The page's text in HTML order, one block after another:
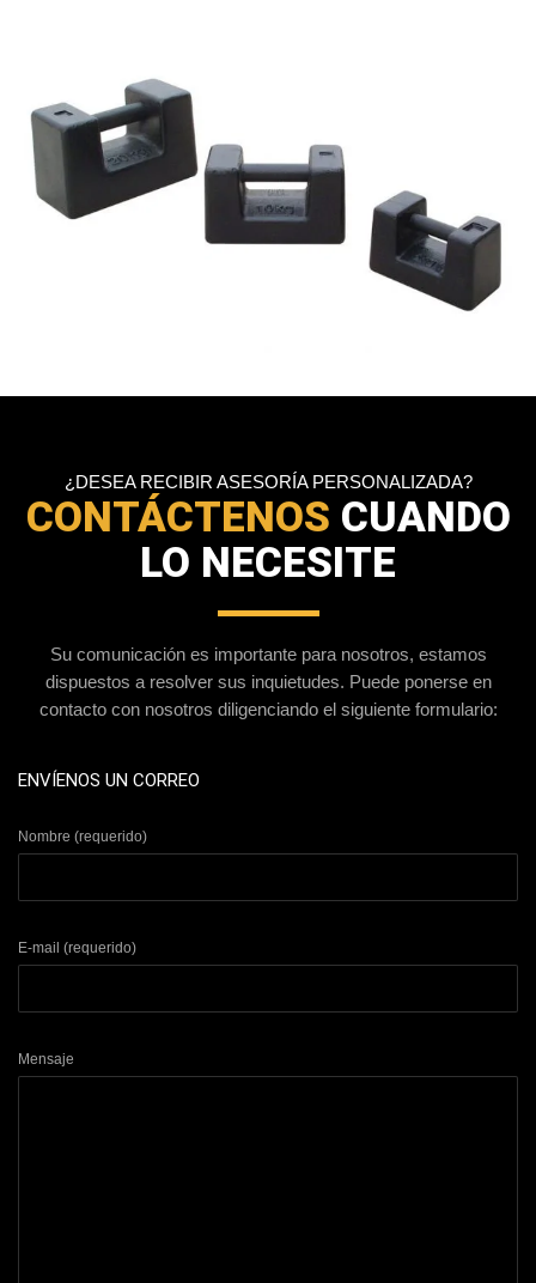
¿DESEA RECIBIR ASESORÍA PERSONALIZADA?
CONTÁCTENOS CUANDO
LO NECESITE
Su comunicación es importante para nosotros, estamos
dispuestos a resolver sus inquietudes. Puede ponerse en
contacto con nosotros diligenciando el siguiente formulario:
ENVÍENOS UN CORREO
Nombre (requerido)
E-mail (requerido)
Mensaje